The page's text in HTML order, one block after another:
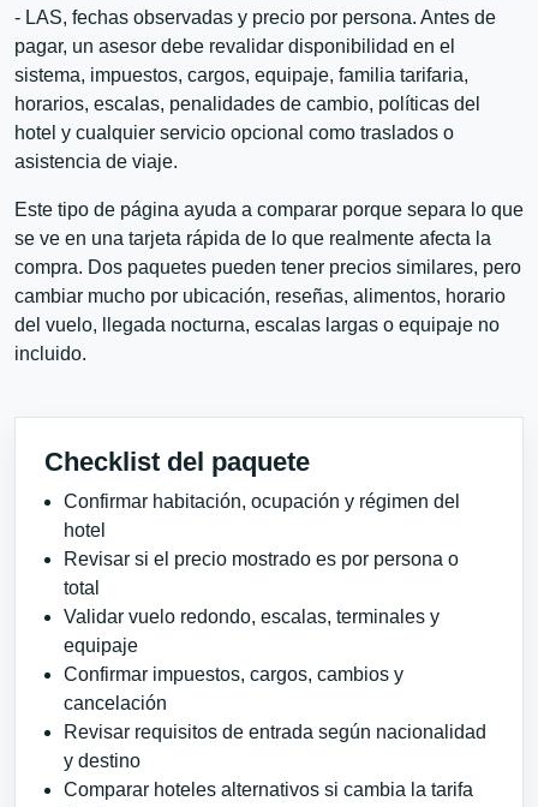
- LAS, fechas observadas y precio por persona. Antes de
pagar, un asesor debe revalidar disponibilidad en el
sistema, impuestos, cargos, equipaje, familia tarifaria,
horarios, escalas, penalidades de cambio, políticas del
hotel y cualquier servicio opcional como traslados o
asistencia de viaje.
Este tipo de página ayuda a comparar porque separa lo que
se ve en una tarjeta rápida de lo que realmente afecta la
compra. Dos paquetes pueden tener precios similares, pero
cambiar mucho por ubicación, reseñas, alimentos, horario
del vuelo, llegada nocturna, escalas largas o equipaje no
incluido.
Checklist del paquete
Confirmar habitación, ocupación y régimen del
hotel
Revisar si el precio mostrado es por persona o
total
Validar vuelo redondo, escalas, terminales y
equipaje
Confirmar impuestos, cargos, cambios y
cancelación
Revisar requisitos de entrada según nacionalidad
y destino
Comparar hoteles alternativos si cambia la tarifa